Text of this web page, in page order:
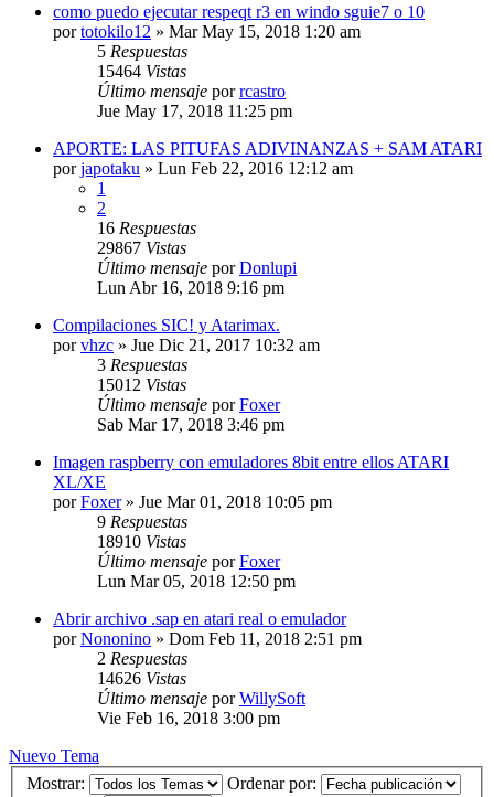
como puedo ejecutar respeqt r3 en windo sguie7 o 10
portotokilo12 » Mar May 15, 2018 1:20 am
5 Respuestas
15464 Vistas
Último mensaje porrcastro
Jue May 17, 2018 11:25 pm
APORTE: LAS PITUFAS ADIVINANZAS + SAM ATARI
porjapotaku » Lun Feb 22, 2016 12:12 am
1
2
16 Respuestas
29867 Vistas
Último mensaje porDonlupi
Lun Abr 16, 2018 9:16 pm
Compilaciones SIC! y Atarimax.
porvhzc » Jue Dic 21, 2017 10:32 am
3 Respuestas
15012 Vistas
Último mensaje porFoxer
Sab Mar 17, 2018 3:46 pm
Imagen raspberry con emuladores 8bit entre ellos ATARI
XL/XE
porFoxer» Jue Mar 01, 2018 10:05 pm
9 Respuestas
18910 Vistas
Último mensaje porFoxer
Lun Mar 05, 2018 12:50 pm
Abrir archivo .sap en atari real o emulador
porNononino » Dom Feb 11, 2018 2:51 pm
2 Respuestas
14626 Vistas
Último mensaje porWillySoft
Vie Feb 16, 2018 3:00 pm
Nuevo Tema
Mostrar:
Ordenar por: